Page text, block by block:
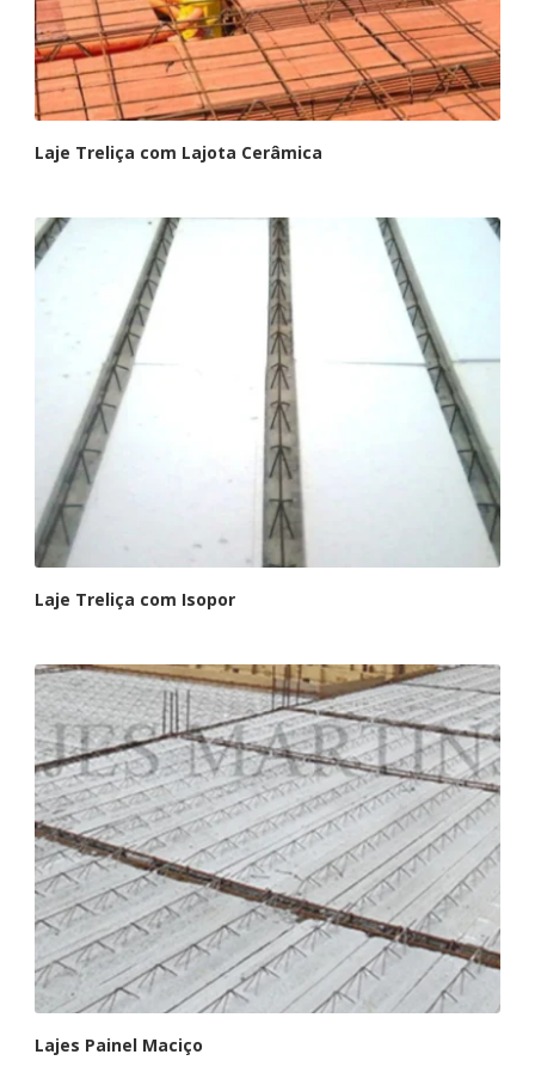
Laje Treliça com Lajota Cerâmica
Laje Treliça com Isopor
Lajes Painel Maciço